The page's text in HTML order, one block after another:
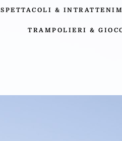
SPETTACOLI &
TRAMPOLIERI &